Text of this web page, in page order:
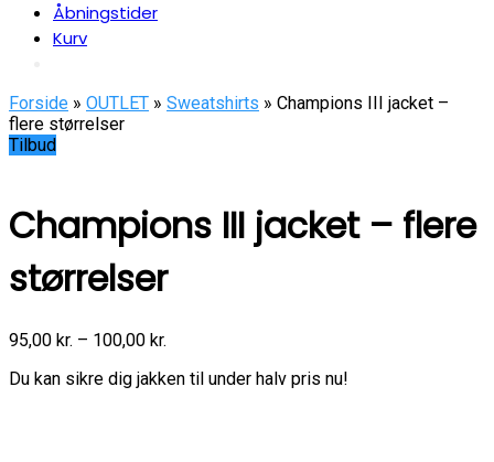
Åbningstider
Kurv
Forside » OUTLET » Sweatshirts » Champions III jacket –
flere størrelser
Tilbud
Champions III jacket – flere
størrelser
95,00 kr. – 100,00 kr.
Du kan sikre dig jakken til under halv pris nu!